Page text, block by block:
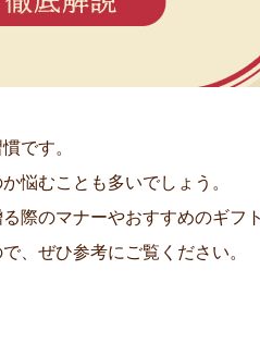
です。
悩むことも多いでしょう。
際のマナーやおすすめのギフ
、ぜひ参考にご覧ください。